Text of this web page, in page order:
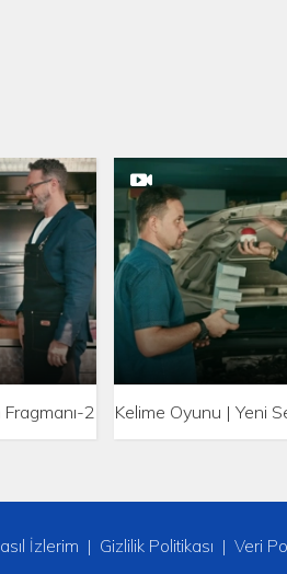
2 Kelime Oyunu | Yeni
İzlerim Gizlilik Politikası Veri